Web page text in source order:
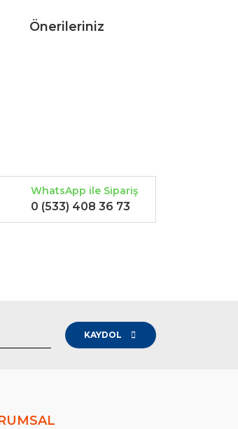
Önerileriniz
WhatsApp ile Sipariş
0 (533) 408 36 73
KAYDOL